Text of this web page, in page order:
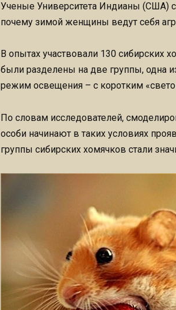
Ученые Университета Индианы (США)
почему зимой женщины ведут себя
В опытах участвовали 130 сибирских
были разделены на две группы, одна
режим освещения – с коротким
По словам исследователей,
особи начинают в таких условиях
группы сибирских хомячков стали